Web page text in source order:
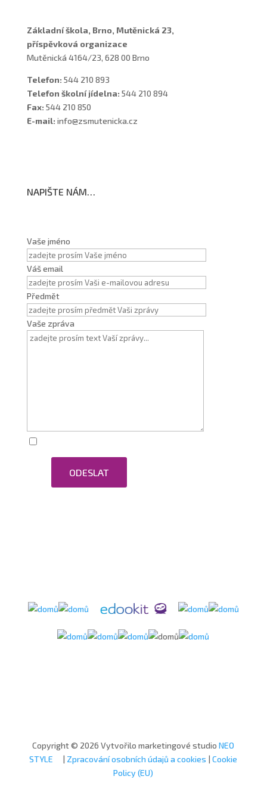
Základní škola, Brno, Mutěnická 23,
příspěvková organizace
Mutěnická 4164/23, 628 00 Brno
Telefon: 544 210 893
Telefon školní jídelna: 544 210 894
Fax: 544 210 850
E-mail: info@zsmutenicka.cz
NAPIŠTE NÁM…
Vaše jméno
Váš email
Předmět
Vaše zpráva
ODESLAT
Copyright © 2026 Vytvořilo marketingové studioNEO
STYLE
| Zpracování osobních údajů a cookies |Cookie
Policy (EU)